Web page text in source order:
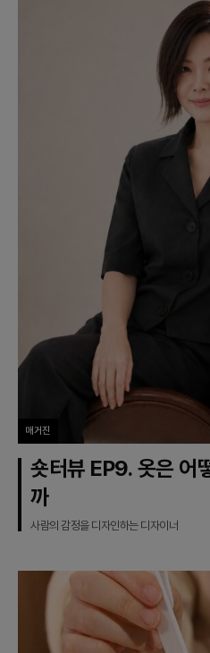
매거진
숏터뷰 EP9. 옷은 어
까
사람의 감정을 디자인하는 디자이너